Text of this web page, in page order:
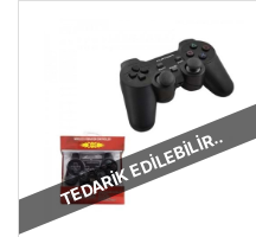
TEDARİK EDİLEBİLİR..